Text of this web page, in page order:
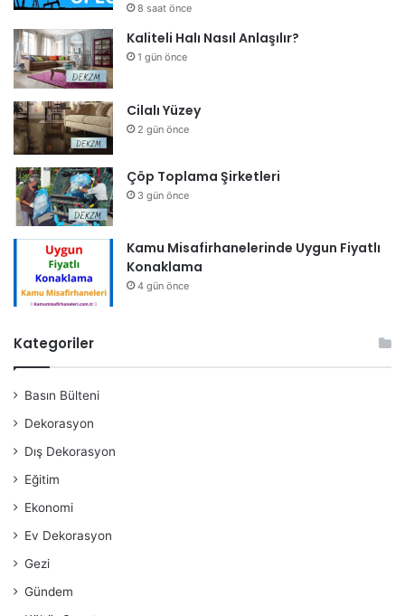
8 saat önce
Kaliteli Halı Nasıl Anlaşılır?
1 gün önce
Cilalı Yüzey
2 gün önce
Çöp Toplama Şirketleri
3 gün önce
Kamu Misafirhanelerinde Uygun Fiyatlı
Konaklama
4 gün önce
Kategoriler
Basın Bülteni
Dekorasyon
Dış Dekorasyon
Eğitim
Ekonomi
Ev Dekorasyon
Gezi
Gündem